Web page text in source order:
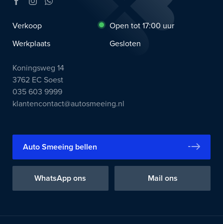
Verkoop
Open tot 17:00 uur
Werkplaats
Gesloten
Koningsweg 14
3762 EC Soest
035 603 9999
klantencontact@autosmeeing.nl
Auto Smeeing bellen
WhatsApp ons Mail ons